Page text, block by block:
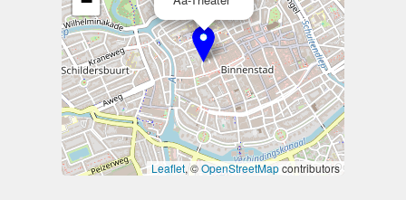
Leaflet, ©OpenStreetMapcontributors